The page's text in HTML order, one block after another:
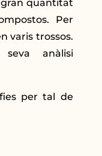
gran quantitat
Per
varis trossos.
anàlisi
per tal de